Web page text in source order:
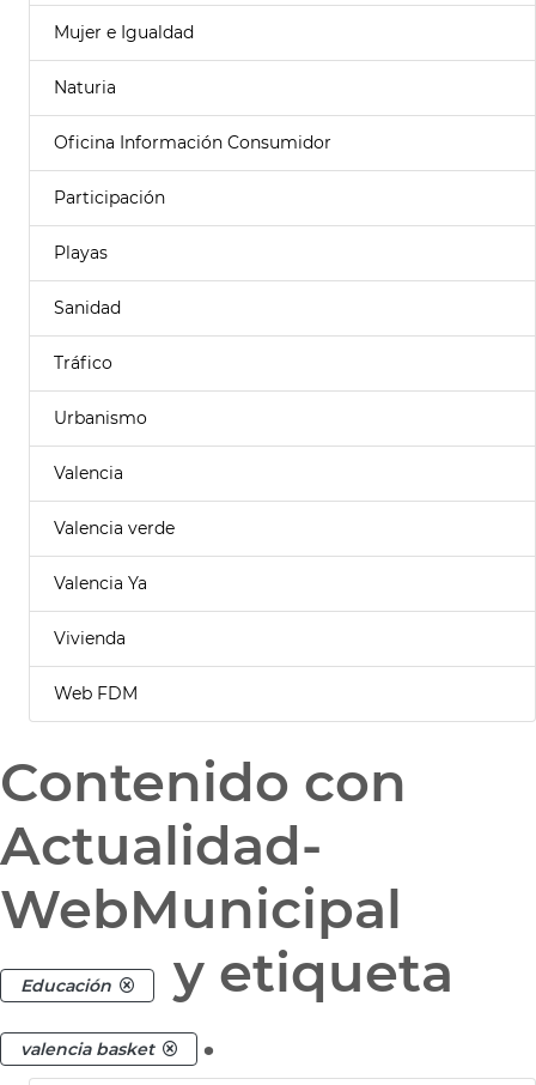
Mujer e Igualdad
Naturia
Oficina Información Consumidor
Participación
Playas
Sanidad
Tráfico
Urbanismo
Valencia
Valencia verde
Valencia Ya
Vivienda
Web FDM
Contenido con
Actualidad-
WebMunicipal
Educación y etiqueta
valencia basket .